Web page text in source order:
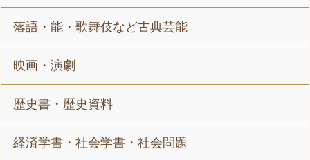
落語・能・歌舞伎など古典芸能
映画・演劇
歴史書・歴史資料
経済学書・社会学書・社会問題